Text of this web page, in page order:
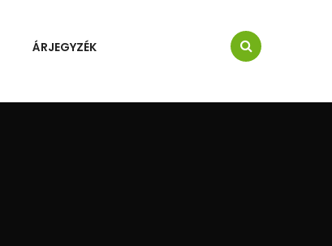
ÁRJEGYZÉK